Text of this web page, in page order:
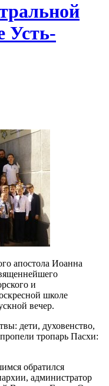
Усть-
апостола Иоанна
и
школе
вечер.
дети, духовенство,
тропарь Пасхи:
обратился
администратор